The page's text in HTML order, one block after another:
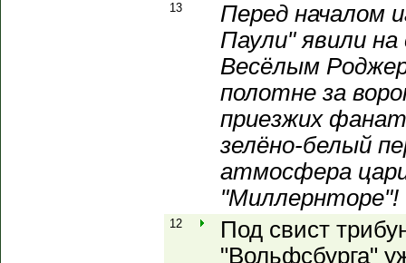
13
Перед началом
Паули" явили
Весёлым
полотне за
приезжих
зелёно-белый
атмосфера
"Миллернторе"!
12
Под свист
"Вольфсбурга"